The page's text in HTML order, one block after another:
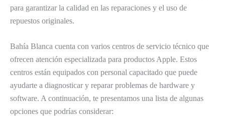
para garantizar la calidad en las reparaciones y el uso de
repuestos originales.
Bahía Blanca cuenta con varios centros de servicio técnico que
ofrecen atención especializada para productos Apple. Estos
centros están equipados con personal capacitado que puede
ayudarte a diagnosticar y reparar problemas de hardware y
software. A continuación, te presentamos una lista de algunas
opciones que podrías considerar: